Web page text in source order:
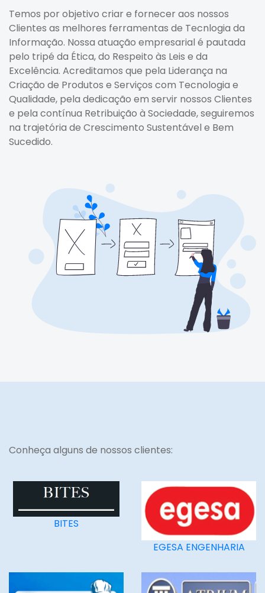
Temos por objetivo criar e fornecer aos nossos
Clientes as melhores ferramentas de Tecnlogia da
Informação. Nossa atuação empresarial é pautada
pelo tripé da Ética, do Respeito às Leis e da
Excelência. Acreditamos que pela Liderança na
Criação de Produtos e Serviços com Tecnologia e
Qualidade, pela dedicação em servir nossos Clientes
e pela contínua Retribuição à Sociedade, seguiremos
na trajetória de Crescimento Sustentável e Bem
Sucedido.
Conheça alguns de nossos clientes:
BITES
EGESA ENGENHARIA